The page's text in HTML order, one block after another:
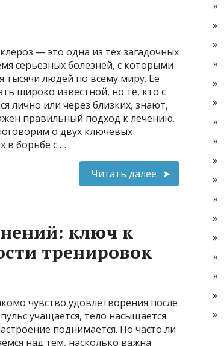
— это одна из тех загадочных
серьезных болезней, с которыми
тысячи людей по всему миру. Ее
широко известной, но те, кто с
лично или через близких, знают,
правильный подход к лечению.
о двух ключевых
в борьбе с …
Читать далее
ключ к
тренировок
чувство удовлетворения после
учащается, тело насыщается
поднимается. Но часто ли
над тем, насколько важна